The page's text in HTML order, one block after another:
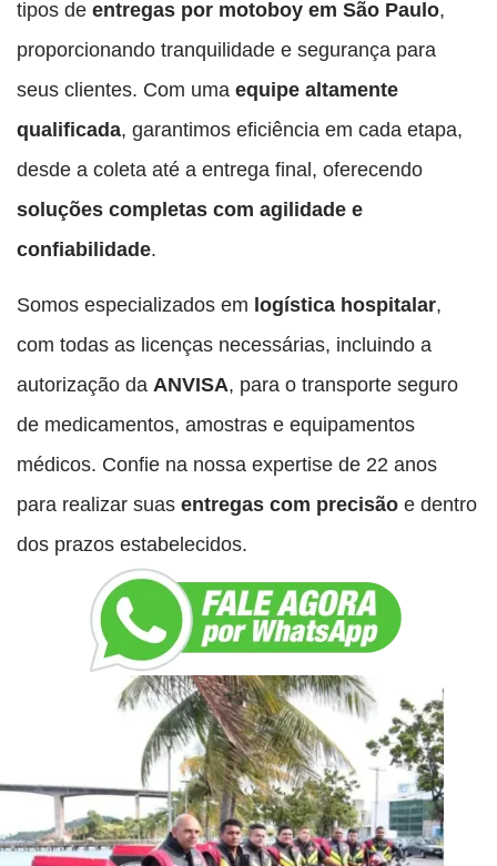
tipos de entregas por motoboy em São Paulo,
proporcionando tranquilidade e segurança para
seus clientes. Com uma equipe altamente
qualificada, garantimos eficiência em cada etapa,
desde a coleta até a entrega final, oferecendo
soluções completas com agilidade e
confiabilidade.
Somos especializados em logística hospitalar,
com todas as licenças necessárias, incluindo a
autorização da ANVISA, para o transporte seguro
de medicamentos, amostras e equipamentos
médicos. Confie na nossa expertise de 22 anos
para realizar suas entregas com precisão e dentro
dos prazos estabelecidos.